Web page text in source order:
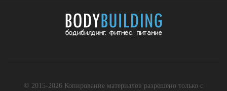
© 2015-2026 Копирование материалов разрешено только с